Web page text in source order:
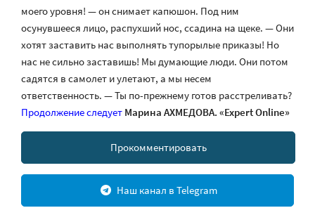
моего уровня! — он снимает капюшон. Под ним
осунувшееся лицо, распухший нос, ссадина на щеке. — Они
хотят заставить нас выполнять тупорылые приказы! Но
нас не сильно заставишь! Мы думающие люди. Они потом
садятся в самолет и улетают, а мы несем
ответственность. — Ты по-прежнему готов расстреливать?
Продолжение следует Марина АХМЕДОВА. «Expert Online»
Прокомментировать
Наш канал в Telegram